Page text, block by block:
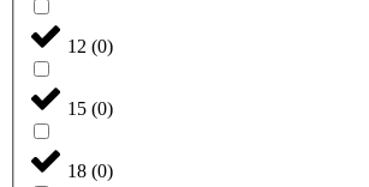
12 (0)
15 (0)
18 (0)